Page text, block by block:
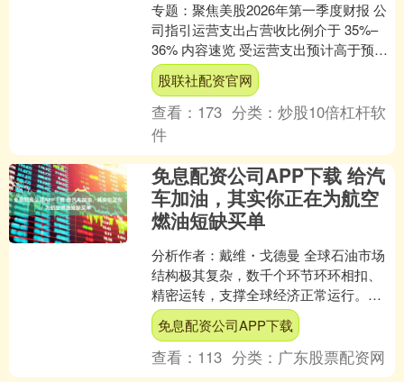
专题：聚焦美股2026年第一季度财报 公
司指引运营支出占营收比例介于 35%–
36% 内容速览 受运营支出预计高于预期
影响，尽管营收保持强劲增长，
Shopify....
股联社配资官网
查看： 173 分类：炒股10倍杠杆软
件
免息配资公司APP下载 给汽
车加油，其实你正在为航空
燃油短缺买单
分析作者：戴维・戈德曼 全球石油市场
结构极其复杂，数千个环节环环相扣、
精密运转，支撑全球经济正常运行。平
日里普通人几乎感受不到其中关联。 一
旦链条断裂，影响便会....
免息配资公司APP下载
查看： 113 分类： 广东股票配资网